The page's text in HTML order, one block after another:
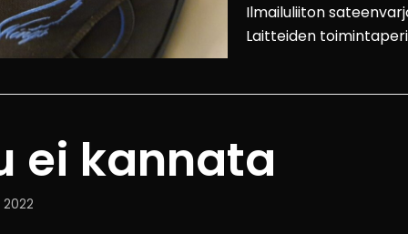
Ilmailuliiton
Laitteiden
ei kannata
2022